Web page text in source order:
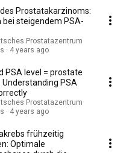
Prostatakarzinoms:
bei steigendem PSA-
Prostatazentrum
4 years ago
PSA level = prostate
Understanding PSA
Prostatazentrum
4 years ago
frühzeitig
Optimale